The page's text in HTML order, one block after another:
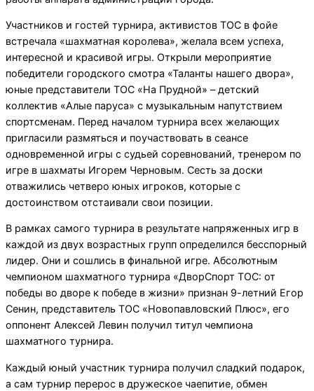
Участников и гостей турнира, активистов ТОС в фойе
встречала «шахматная королева», желала всем успеха,
интересной и красивой игры. Открыли мероприятие
победители городского смотра «Таланты нашего двора»,
юные представители ТОС «На Прудной» – детский
коллектив «Алые паруса» с музыкальным напутствием
спортсменам. Перед началом турнира всех желающих
пригласили размяться и поучаствовать в сеансе
одновременной игры с судьей соревнований, тренером по
игре в шахматы Игорем Черновым. Сесть за доски
отважились четверо юных игроков, которые с
достоинством отстаивали свои позиции.
В рамках самого турнира в результате напряженных игр в
каждой из двух возрастных групп определился бесспорный
лидер. Они и сошлись в финальной игре. Абсолютным
чемпионом шахматного турнира «ДворСпорт ТОС: от
победы во дворе к победе в жизни» признан 9-летний Егор
Сенин, представитель ТОС «Новопавловский Плюс», его
оппонент Алексей Левин получил титул чемпиона
шахматного турнира.
Каждый юный участник турнира получил сладкий подарок,
а сам турнир перерос в дружеское чаепитие, обмен